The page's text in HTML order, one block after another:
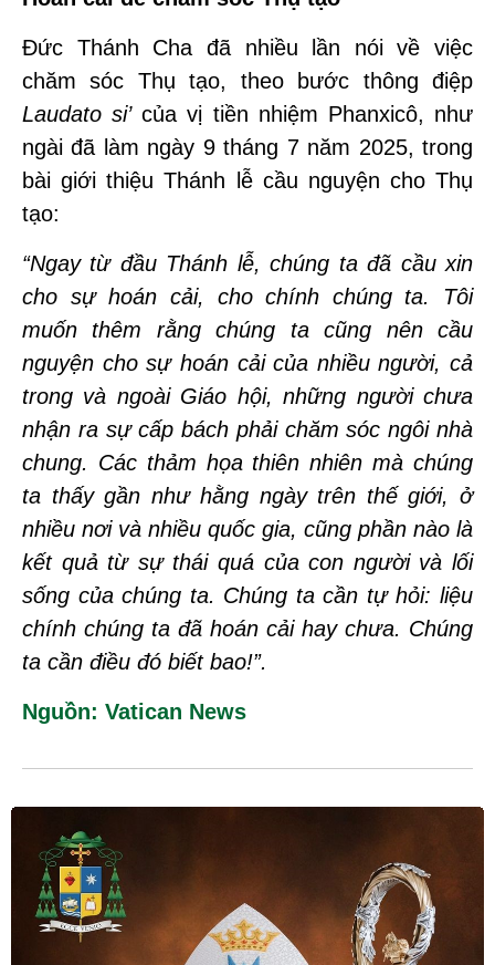
Đức Thánh Cha đã nhiều lần nói về việc
chăm sóc Thụ tạo, theo bước thông điệp
Laudato si’của vị tiền nhiệm Phanxicô, như
ngài đã làm ngày 9 tháng 7 năm 2025, trong
bài giới thiệu Thánh lễ cầu nguyện cho Thụ
tạo:
“Ngay từ đầu Thánh lễ, chúng ta đã cầu xin
cho sự hoán cải, cho chính chúng ta. Tôi
muốn thêm rằng chúng ta cũng nên cầu
nguyện cho sự hoán cải của nhiều người, cả
trong và ngoài Giáo hội, những người chưa
nhận ra sự cấp bách phải chăm sóc ngôi nhà
chung. Các thảm họa thiên nhiên mà chúng
ta thấy gần như hằng ngày trên thế giới, ở
nhiều nơi và nhiều quốc gia, cũng phần nào là
kết quả từ sự thái quá của con người và lối
sống của chúng ta. Chúng ta cần tự hỏi: liệu
chính chúng ta đã hoán cải hay chưa. Chúng
ta cần điều đó biết bao!”.
Nguồn: Vatican News